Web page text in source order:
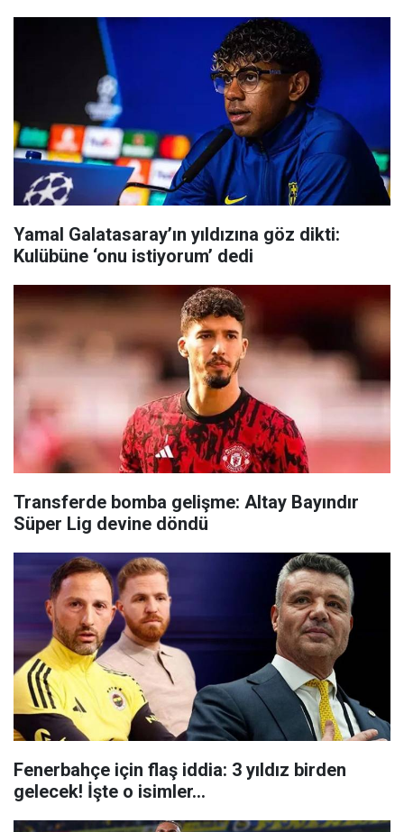
Yamal Galatasaray’ın yıldızına göz dikti:
Kulübüne ‘onu istiyorum’ dedi
Transferde bomba gelişme: Altay Bayındır
Süper Lig devine döndü
Fenerbahçe için flaş iddia: 3 yıldız birden
gelecek! İşte o isimler…